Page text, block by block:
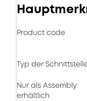
Product code
Typ der
Nur als Assembly
erhältlich